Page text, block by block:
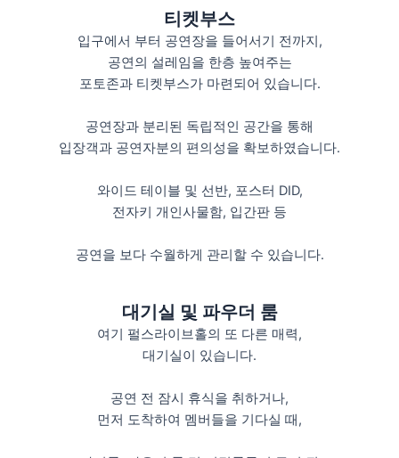
티켓부스
입구에서 부터 공연장을 들어서기 전까지,
공연의 설레임을 한층 높여주는
포토존과 티켓부스가 마련되어 있습니다.
공연장과 분리된 독립적인 공간을 통해
입장객과 공연자분의 편의성을 확보하였습니다.
와이드 테이블 및 선반, 포스터 DID,
전자키 개인사물함, 입간판 등
공연을 보다 수월하게 관리할 수 있습니다.
대기실 및 파우더 룸
여기 펄스라이브홀의 또 다른 매력,
대기실이 있습니다.
공연 전 잠시 휴식을 취하거나,
먼저 도착하여 멤버들을 기다실 때,